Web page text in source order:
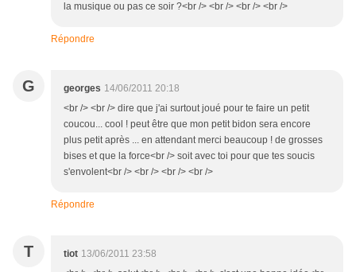
la musique ou pas ce soir ?<br /> <br /> <br /> <br />
Répondre
G georges 14/06/2011 20:18
<br /> <br /> dire que j'ai surtout joué pour te faire un petit
coucou... cool ! peut être que mon petit bidon sera encore
plus petit après ... en attendant merci beaucoup ! de grosses
bises et que la force<br /> soit avec toi pour que tes soucis
s'envolent<br /> <br /> <br /> <br />
Répondre
T tiot 13/06/2011 23:58